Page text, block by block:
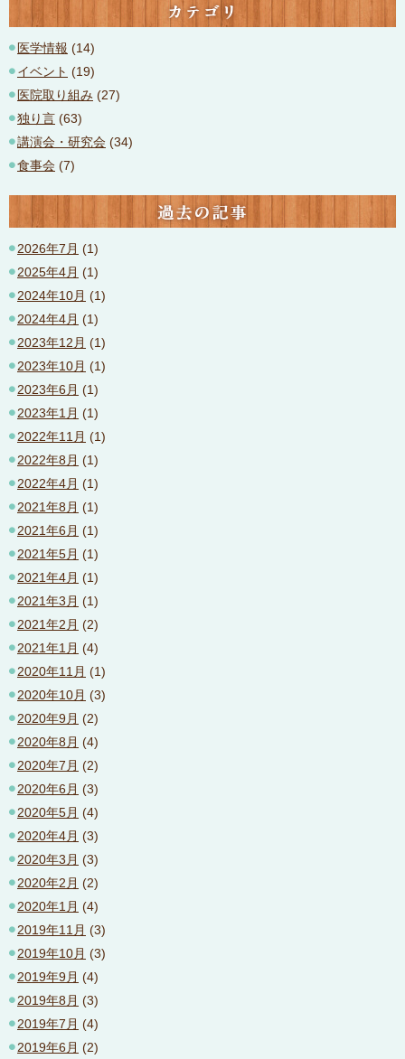
カテゴリ
医学情報 (14)
イベント (19)
医院取り組み (27)
独り言 (63)
講演会・研究会 (34)
食事会 (7)
過去の記事
2026年7月 (1)
2025年4月 (1)
2024年10月 (1)
2024年4月 (1)
2023年12月 (1)
2023年10月 (1)
2023年6月 (1)
2023年1月 (1)
2022年11月 (1)
2022年8月 (1)
2022年4月 (1)
2021年8月 (1)
2021年6月 (1)
2021年5月 (1)
2021年4月 (1)
2021年3月 (1)
2021年2月 (2)
2021年1月 (4)
2020年11月 (1)
2020年10月 (3)
2020年9月 (2)
2020年8月 (4)
2020年7月 (2)
2020年6月 (3)
2020年5月 (4)
2020年4月 (3)
2020年3月 (3)
2020年2月 (2)
2020年1月 (4)
2019年11月 (3)
2019年10月 (3)
2019年9月 (4)
2019年8月 (3)
2019年7月 (4)
2019年6月 (2)